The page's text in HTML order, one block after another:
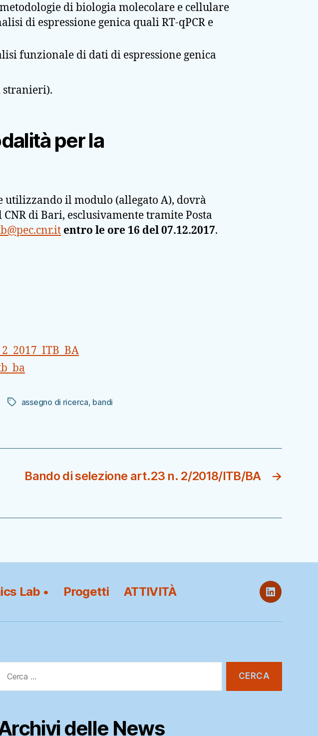
di biologia molecolare e cellulare
di espressione genica quali RT-qPCR e
funzionale di dati di espressione genica
stranieri).
per la
utilizzando il modulo (allegato A), dovrà
di Bari, esclusivamente tramite Posta
entro le ore 16 del 07.12.2017.
Tag assegno di ricerca, bandi
→
Bando di selezione art.23 n. 2/2018/ITB/BA
Lab • Progetti ATTIVITÀ
ITB
LinkedIn
delle News